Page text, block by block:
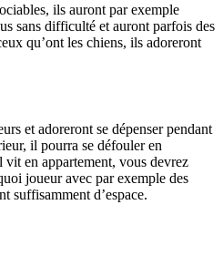
ils auront par exemple
sans difficulté et auront parfois des
qu’ont les chiens, ils adoreront
et adoreront se dépenser pendant
il pourra se défouler en
vit en appartement, vous devrez
joueur avec par exemple des
suffisamment d’espace.